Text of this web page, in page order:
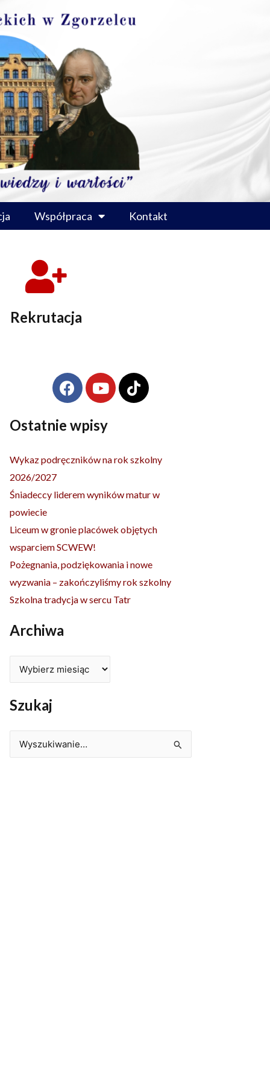
Współpraca Kontakt
Rekrutacja
F
a
e
o
Y
o
t
b
T
i
k
Ostatnie wpisy
Wykaz podręczników na rok szkolny
2026/2027
Śniadeccy liderem wyników matur w
powiecie
Liceum w gronie placówek objętych
wsparciem SCWEW!
Pożegnania, podziękowania i nowe
wyzwania – zakończyliśmy rok szkolny
Szkolna tradycja w sercu Tatr
Archiwa
Szukaj
Szukaj